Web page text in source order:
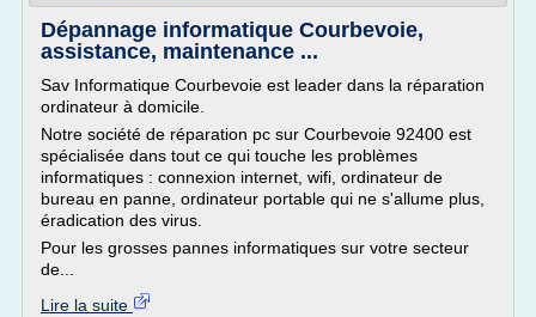
Dépannage informatique Courbevoie,
assistance, maintenance ...
Sav Informatique Courbevoie est leader dans la réparation
ordinateur à domicile.
Notre société de réparation pc sur Courbevoie 92400 est
spécialisée dans tout ce qui touche les problèmes
informatiques : connexion internet, wifi, ordinateur de
bureau en panne, ordinateur portable qui ne s'allume plus,
éradication des virus.
Pour les grosses pannes informatiques sur votre secteur
de...
Lire la suite